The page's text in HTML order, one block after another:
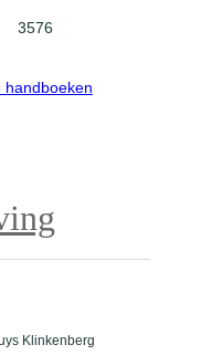
3576
handboeken
Klinkenberg